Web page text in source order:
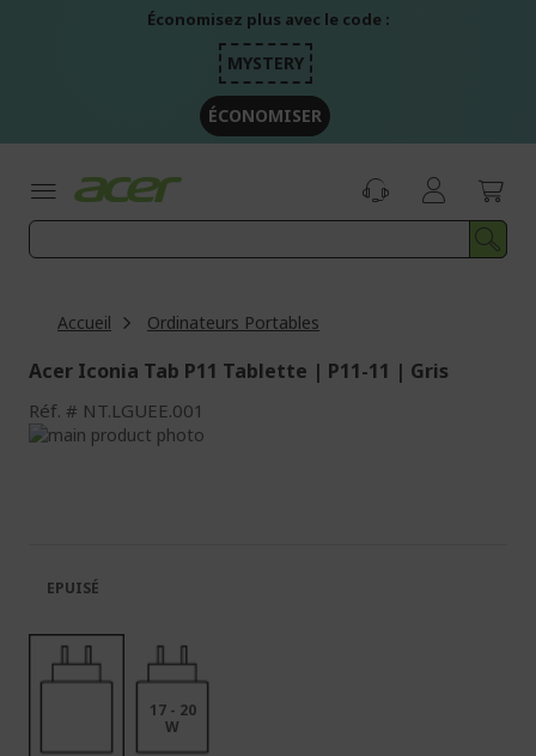
Économisez plus avec le code :
MYSTERY
ÉCONOMISER
Accueil Ordinateurs Portables
Acer Iconia Tab P11 Tablette | P11-11 | Gris
Réf. NT.LGUEE.001
Passer
galerie
d’images
Galerie
d’images
EPUISÉ
17 - 20
W